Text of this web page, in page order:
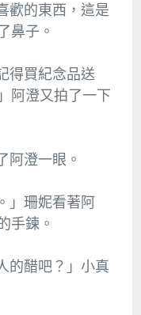
歡的東西，這是
鼻子。
得買紀念品送
阿澄又拍了一下
阿澄一眼。
」珊妮看著阿
手鍊。
的醋吧？」小真